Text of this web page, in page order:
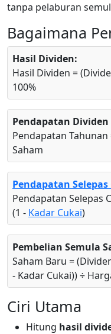
tanpa pelaburan
Bagaimana
Hasil Dividen:
Hasil Dividen =
100%
Pendapatan
Pendapatan
Saham
Pendapatan Selepas
Pendapatan Selepas
(1 - Kadar Cukai)
Pembelian Semula
Saham Baru =
- Kadar Cukai)) ÷
Ciri Utama
Hitung hasil